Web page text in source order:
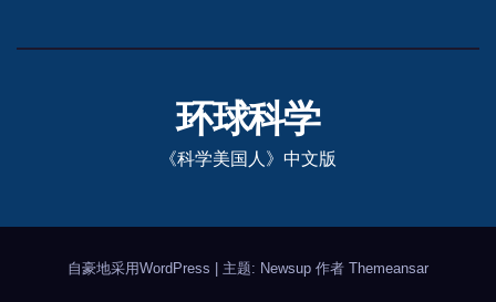
环球科学
《科学美国人》中文版
自豪地采用WordPress 主题: Newsup 作者 Themeansar